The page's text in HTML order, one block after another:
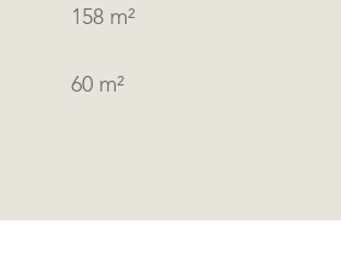
158 m²
60 m²